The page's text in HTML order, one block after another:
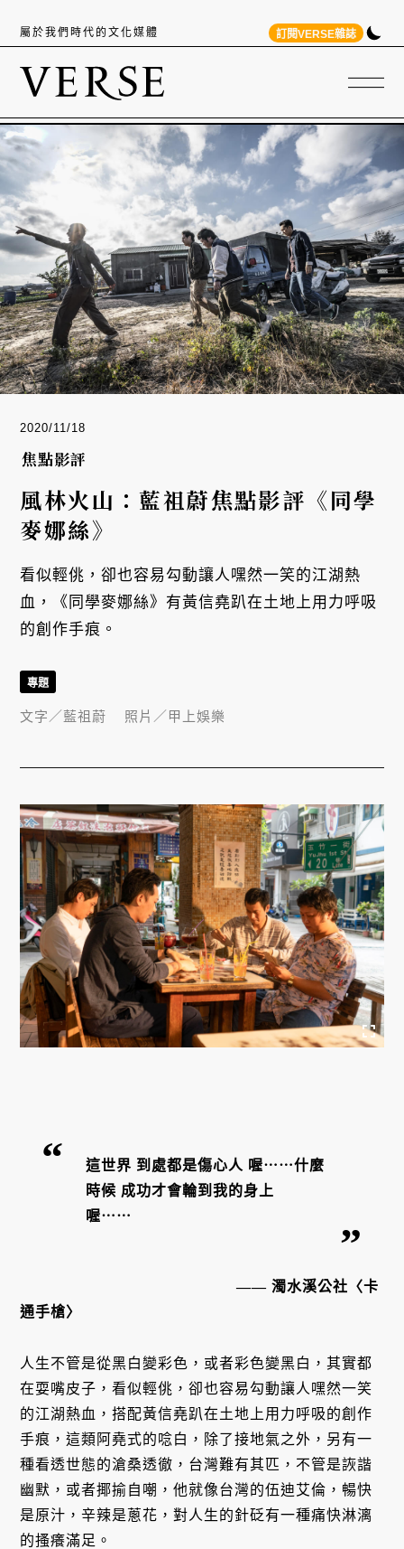
屬於我們時代的文化媒體 訂閱VERSE雜誌
2020/11/18
焦點影評
風林火山：藍祖蔚焦點影評《同學
麥娜絲》
看似輕佻，卻也容易勾動讓人嘿然一笑的江湖熱
血，《同學麥娜絲》有黃信堯趴在土地上用力呼吸
的創作手痕。
這世界 到處都是傷心人 喔⋯⋯什麼
時候 成功才會輪到我的身上
喔⋯⋯
—— 濁水溪公社〈卡
通手槍〉
人生不管是從黑白變彩色，或者彩色變黑白，其實都
在耍嘴皮子，看似輕佻，卻也容易勾動讓人嘿然一笑
的江湖熱血，搭配黃信堯趴在土地上用力呼吸的創作
手痕，這類阿堯式的唸白，除了接地氣之外，另有一
種看透世態的滄桑透徹，台灣難有其匹，不管是詼諧
幽默，或者揶揄自嘲，他就像台灣的伍迪艾倫，暢快
是原汁，辛辣是蔥花，對人生的針砭有一種痛快淋漓
的搔癢滿足。
專題
文字／藍祖蔚 照片／ 甲上娛樂